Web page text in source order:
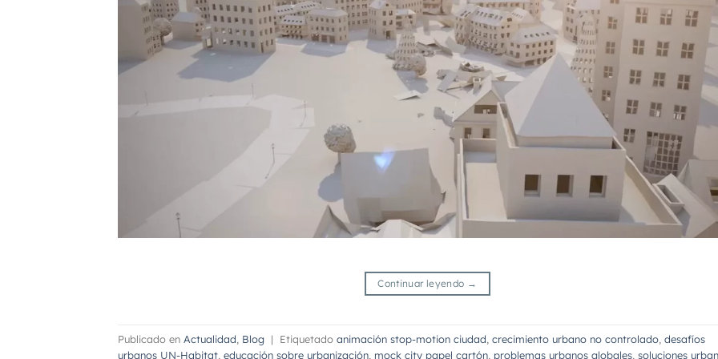
Continuar leyendo →
Publicado en Actualidad Blog | Etiquetado animación stop-motion ciudad crecimiento urbano no controlado desafíos
urbanos UN-Habitat educación sobre urbanización mock city papel cartón problemas urbanos globales soluciones